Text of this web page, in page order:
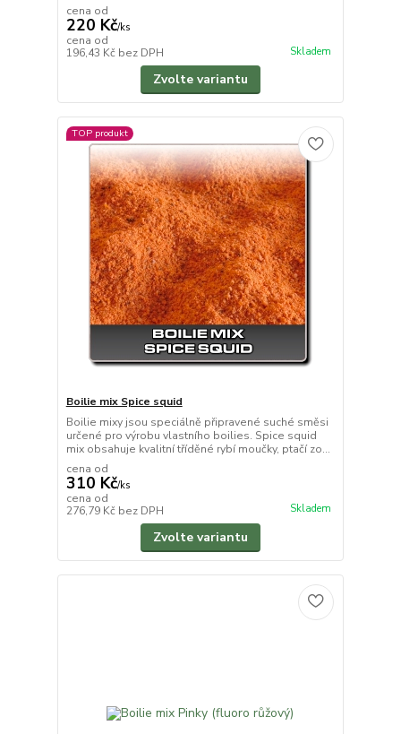
cena od
220 Kč/ks
cena od
196,43 Kč bez DPH Skladem
Zvolte variantu
TOP produkt
Boilie mix Spice squid
Boilie mixy jsou speciálně připravené suché směsi
určené pro výrobu vlastního boilies. Spice squid
mix obsahuje kvalitní tříděné rybí moučky, ptačí zo...
cena od
310 Kč/ks
cena od
276,79 Kč bez DPH Skladem
Zvolte variantu